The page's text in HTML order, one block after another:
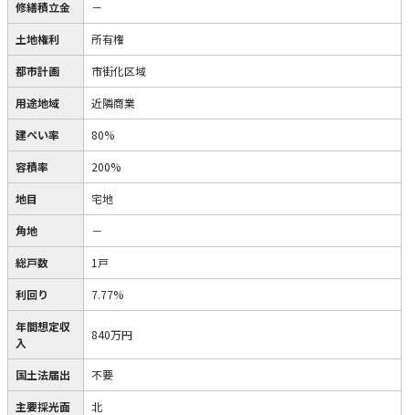
修繕積立金 －
土地権利 所有権
都市計画 市街化区域
用途地域 近隣商業
建ぺい率 80%
容積率 200%
地目 宅地
角地 －
総戸数 1戸
利回り 7.77%
年間想定収
入
840万円
国土法届出 不要
主要採光面 北